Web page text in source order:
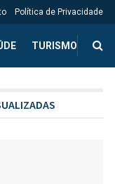
Política de Privacidade
TURISMO